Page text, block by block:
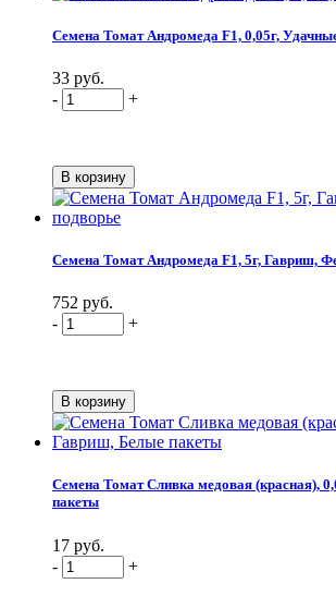
Семена Томат Андромеда F1, 0,05г,
33 руб.
-
+
Семена Томат Андромеда F1, 5г, Гавриш,
752 руб.
-
+
Семена Томат Сливка медовая (красная),
пакеты
17 руб.
-
+